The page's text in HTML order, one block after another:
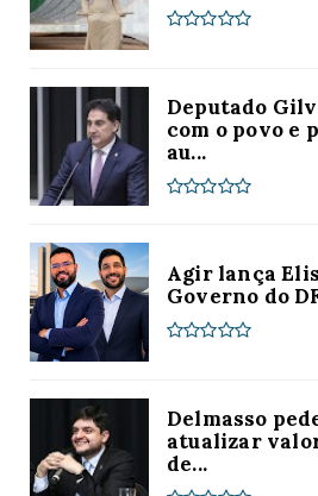
Deputado
com o povo e
au...
Agir lança
Governo do
Delmasso
atualizar
de...